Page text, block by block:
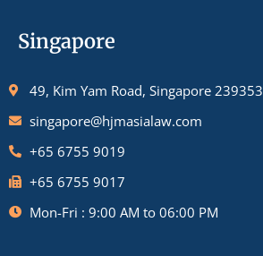
Singapore
49, Kim Yam Road, Singapore 239353
singapore@hjmasialaw.com
+65 6755 9019
+65 6755 9017
Mon-Fri : 9:00 AM to 06:00 PM